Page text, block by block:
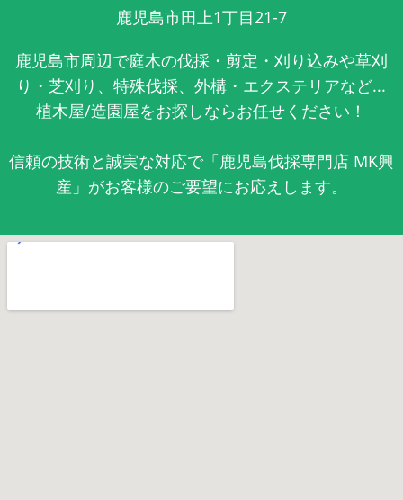
鹿児島市田上1丁目21-7
鹿児島市周辺で庭木の伐採・剪定・刈り込みや草刈
り・芝刈り、特殊伐採、外構・エクステリアなど...
植木屋/造園屋をお探しならお任せください！
信頼の技術と誠実な対応で「鹿児島伐採専門店 MK興
産」がお客様のご要望にお応えします。